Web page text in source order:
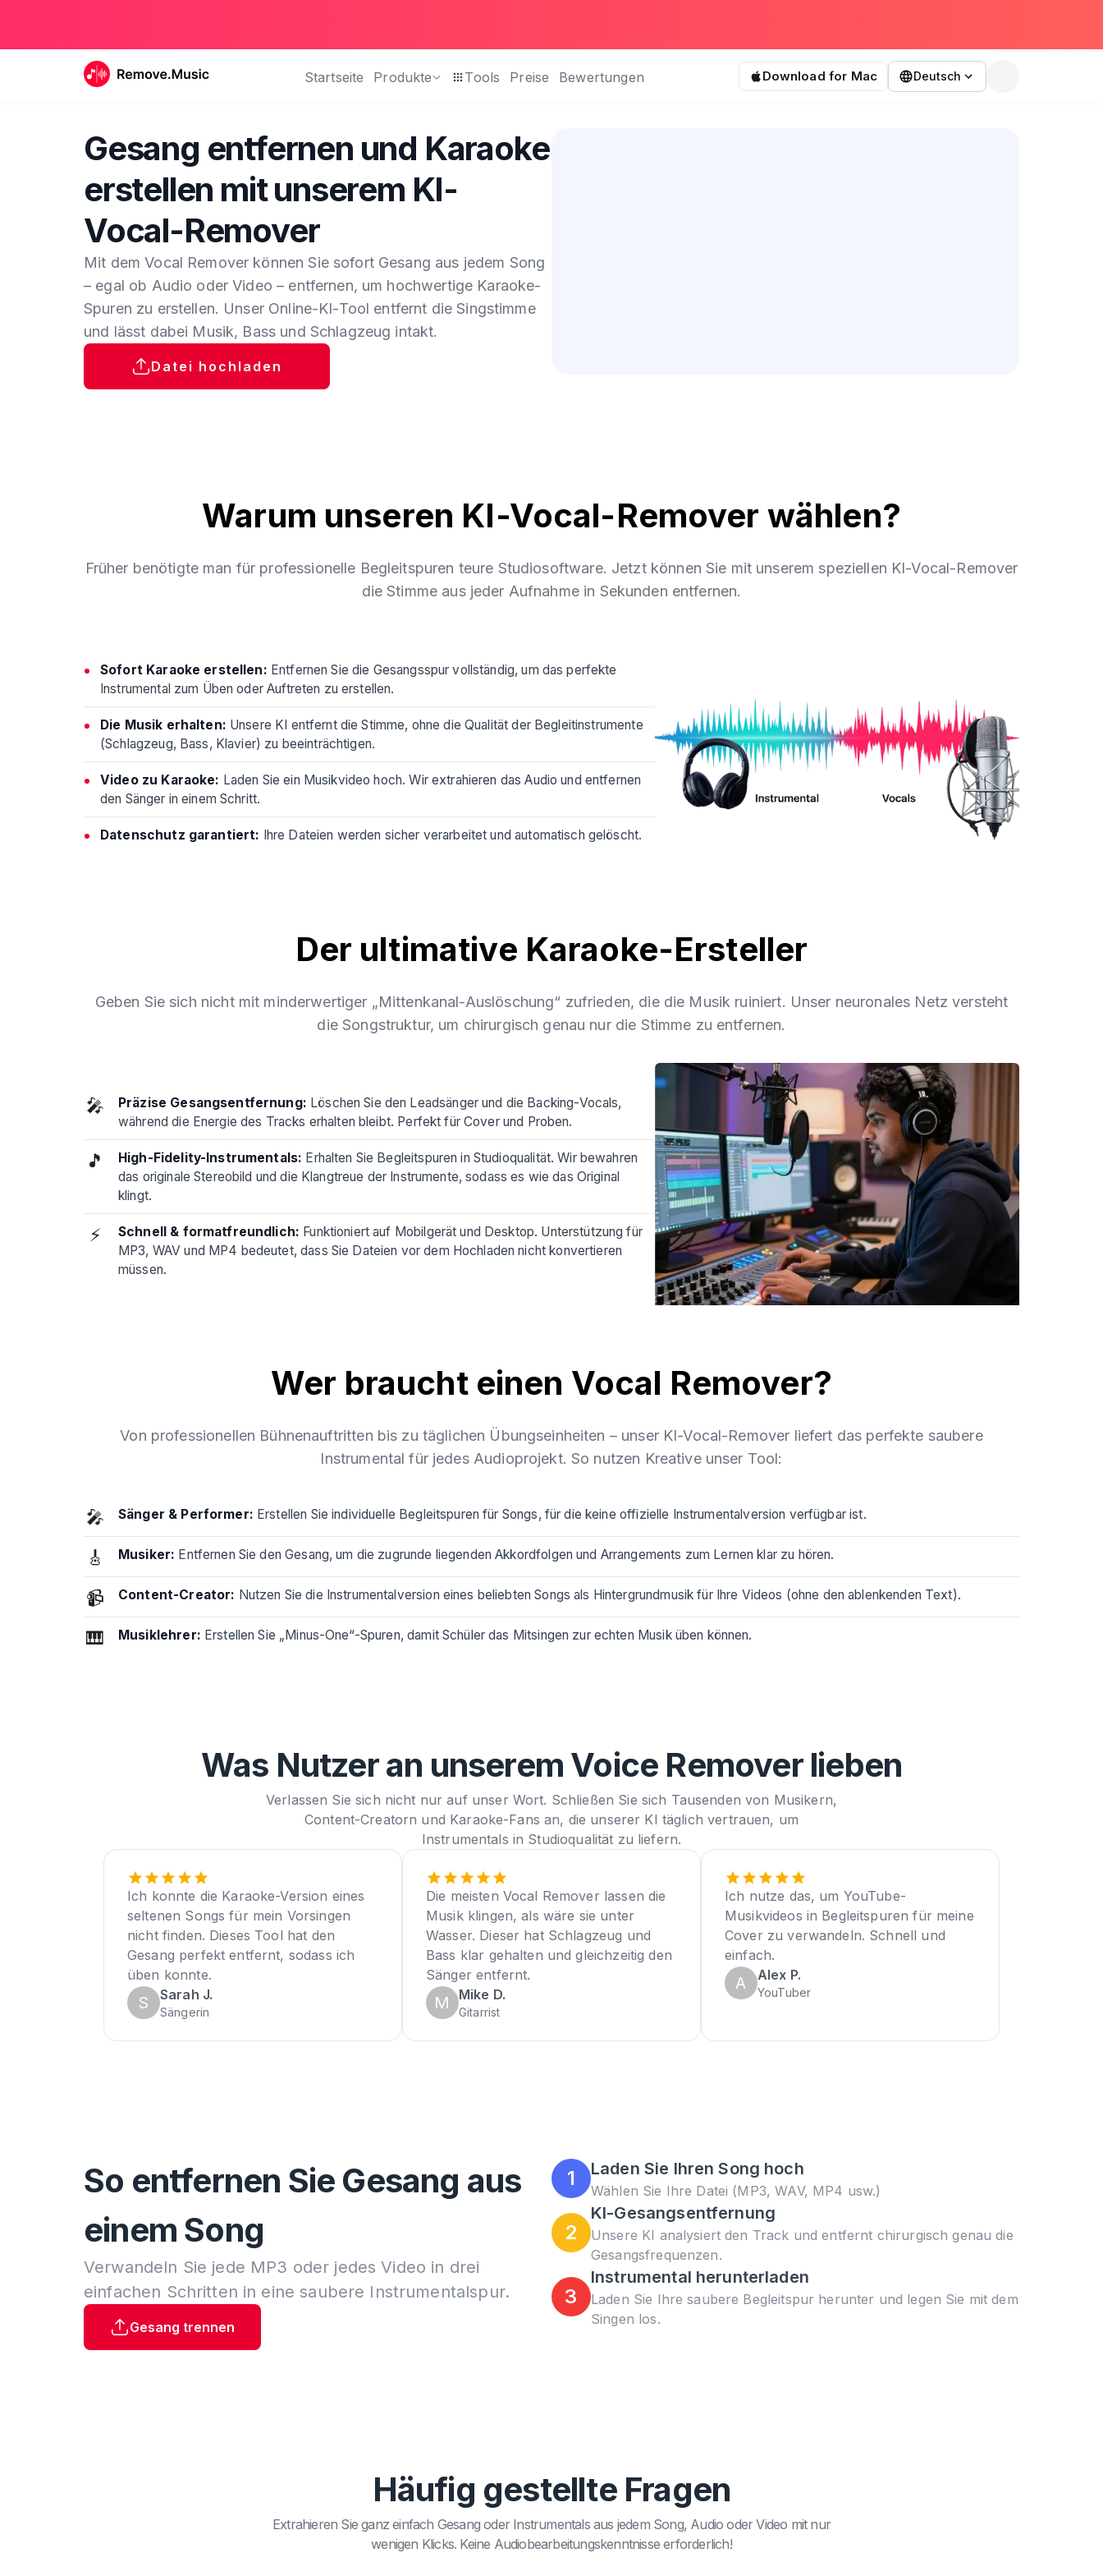
Startseite Produkte Tools Preise Bewertungen Download for Mac Deutsch
Gesang entfernen und Karaoke
erstellen mit unserem KI-
Vocal-Remover
Mit dem Vocal Remover können Sie sofort Gesang aus jedem Song
– egal ob Audio oder Video – entfernen, um hochwertige Karaoke-
Spuren zu erstellen. Unser Online-KI-Tool entfernt die Singstimme
und lässt dabei Musik, Bass und Schlagzeug intakt.
Datei hochladen
Warum unseren KI-Vocal-Remover wählen?
Früher benötigte man für professionelle Begleitspuren teure Studiosoftware. Jetzt können Sie mit unserem speziellen KI-Vocal-Remover
die Stimme aus jeder Aufnahme in Sekunden entfernen.
Sofort Karaoke erstellen: Entfernen Sie die Gesangsspur vollständig, um das perfekte
Instrumental zum Üben oder Auftreten zu erstellen.
Die Musik erhalten: Unsere KI entfernt die Stimme, ohne die Qualität der Begleitinstrumente
(Schlagzeug, Bass, Klavier) zu beeinträchtigen.
Video zu Karaoke: Laden Sie ein Musikvideo hoch. Wir extrahieren das Audio und entfernen
den Sänger in einem Schritt.
Datenschutz garantiert: Ihre Dateien werden sicher verarbeitet und automatisch gelöscht.
Der ultimative Karaoke-Ersteller
Geben Sie sich nicht mit minderwertiger „Mittenkanal-Auslöschung“ zufrieden, die die Musik ruiniert. Unser neuronales Netz versteht
die Songstruktur, um chirurgisch genau nur die Stimme zu entfernen.
🎤 Präzise Gesangsentfernung: Löschen Sie den Leadsänger und die Backing-Vocals,
während die Energie des Tracks erhalten bleibt. Perfekt für Cover und Proben.
🎵 High-Fidelity-Instrumentals: Erhalten Sie Begleitspuren in Studioqualität. Wir bewahren
das originale Stereobild und die Klangtreue der Instrumente, sodass es wie das Original
klingt.
⚡ Schnell & formatfreundlich: Funktioniert auf Mobilgerät und Desktop. Unterstützung für
MP3, WAV und MP4 bedeutet, dass Sie Dateien vor dem Hochladen nicht konvertieren
müssen.
Wer braucht einen Vocal Remover?
Von professionellen Bühnenauftritten bis zu täglichen Übungseinheiten – unser KI-Vocal-Remover liefert das perfekte saubere
Instrumental für jedes Audioprojekt. So nutzen Kreative unser Tool:
🎤 Sänger & Performer: Erstellen Sie individuelle Begleitspuren für Songs, für die keine offizielle Instrumentalversion verfügbar ist.
🎸 Musiker: Entfernen Sie den Gesang, um die zugrunde liegenden Akkordfolgen und Arrangements zum Lernen klar zu hören.
📹 Content-Creator: Nutzen Sie die Instrumentalversion eines beliebten Songs als Hintergrundmusik für Ihre Videos (ohne den ablenkenden Text).
🎹 Musiklehrer: Erstellen Sie „Minus-One“-Spuren, damit Schüler das Mitsingen zur echten Musik üben können.
Was Nutzer an unserem Voice Remover lieben
Verlassen Sie sich nicht nur auf unser Wort. Schließen Sie sich Tausenden von Musikern,
Content-Creatorn und Karaoke-Fans an, die unserer KI täglich vertrauen, um
Instrumentals in Studioqualität zu liefern.
Ich konnte die Karaoke-Version eines
seltenen Songs für mein Vorsingen
nicht finden. Dieses Tool hat den
Gesang perfekt entfernt, sodass ich
üben konnte.
S Sarah J.
Sängerin
Die meisten Vocal Remover lassen die
Musik klingen, als wäre sie unter
Wasser. Dieser hat Schlagzeug und
Bass klar gehalten und gleichzeitig den
Sänger entfernt.
M Mike D.
Gitarrist
Ich nutze das, um YouTube-
Musikvideos in Begleitspuren für meine
Cover zu verwandeln. Schnell und
einfach.
A Alex P.
YouTuber
So entfernen Sie Gesang aus
einem Song
Verwandeln Sie jede MP3 oder jedes Video in drei
einfachen Schritten in eine saubere Instrumentalspur.
Gesang trennen
1 Laden Sie Ihren Song hoch
Wählen Sie Ihre Datei (MP3, WAV, MP4 usw.)
2
KI-Gesangsentfernung
Unsere KI analysiert den Track und entfernt chirurgisch genau die
Gesangsfrequenzen.
3
Instrumental herunterladen
Laden Sie Ihre saubere Begleitspur herunter und legen Sie mit dem
Singen los.
Häufig gestellte Fragen
Extrahieren Sie ganz einfach Gesang oder Instrumentals aus jedem Song, Audio oder Video mit nur
wenigen Klicks. Keine Audiobearbeitungskenntnisse erforderlich!